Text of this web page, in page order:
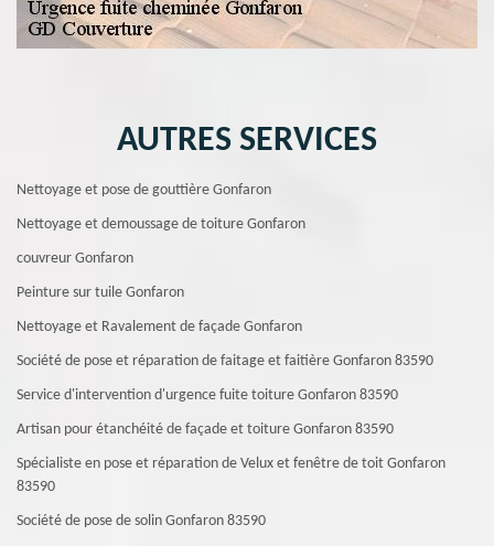
AUTRES SERVICES
Nettoyage et pose de gouttière Gonfaron
Nettoyage et demoussage de toiture Gonfaron
couvreur Gonfaron
Peinture sur tuile Gonfaron
Nettoyage et Ravalement de façade Gonfaron
Société de pose et réparation de faitage et faitière Gonfaron 83590
Service d'intervention d'urgence fuite toiture Gonfaron 83590
Artisan pour étanchéité de façade et toiture Gonfaron 83590
Spécialiste en pose et réparation de Velux et fenêtre de toit Gonfaron
83590
Société de pose de solin Gonfaron 83590